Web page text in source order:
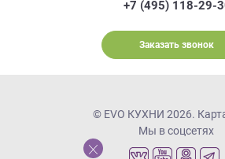
+7 (495) 118-29-
Заказать звонок
© EVO КУХНИ 2026.
Мы в соцсетях